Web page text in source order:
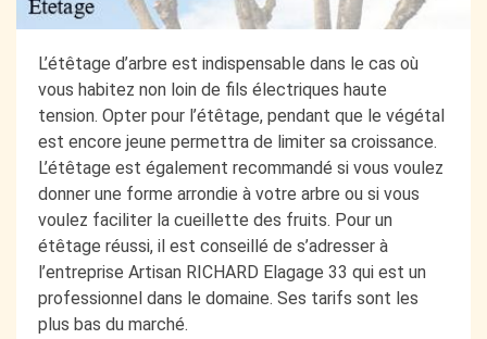
L’étêtage d’arbre est indispensable dans le cas où
vous habitez non loin de fils électriques haute
tension. Opter pour l’étêtage, pendant que le végétal
est encore jeune permettra de limiter sa croissance.
L’étêtage est également recommandé si vous voulez
donner une forme arrondie à votre arbre ou si vous
voulez faciliter la cueillette des fruits. Pour un
étêtage réussi, il est conseillé de s’adresser à
l’entreprise Artisan RICHARD Elagage 33 qui est un
professionnel dans le domaine. Ses tarifs sont les
plus bas du marché.